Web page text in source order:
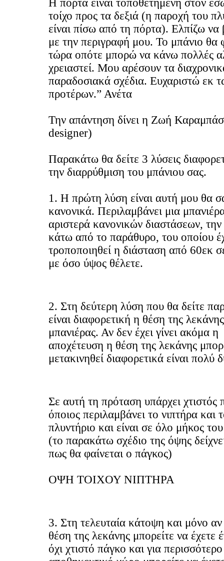
Η πόρτα είναι τοποθετημένη στον
τοίχο προς τα δεξιά (η παροχή του
είναι πίσω από τη πόρτα). Ελπίζω
με την περιγραφή μου. Το μπάνιο θα
τώρα οπότε μπορώ να κάνω πολλές
χρειαστεί. Μου αρέσουν τα
παραδοσιακά σχέδια. Ευχαριστώ εκ
προτέρων.” Ανέτα
Την απάντηση δίνει η Ζωή
designer)
Παρακάτω θα δείτε 3 λύσεις
την διαρρύθμιση του μπάνιου σας.
1. Η πρώτη λύση είναι αυτή μου θα
κανονικά. Περιλαμβάνει μια
αριστερά κανονικών διαστάσεων,
κάτω από το παράθυρο, του οποίου
τροποποιηθεί η διάσταση από 60εκ
με όσο ύψος θέλετε.
2. Στη δεύτερη λύση που θα δείτε
είναι διαφορετική η θέση της
μπανιέρας. Αν δεν έχει γίνει ακόμα η
αποχέτευση η θέση της λεκάνης
μετακινηθεί διαφορετικά είναι πολύ
Σε αυτή τη πρόταση υπάρχει χτιστός
όποιος περιλαμβάνει το νιπτήρα και
πλυντήριο και είναι σε όλο μήκος
(το παρακάτω σχέδιο της όψης
πως θα φαίνεται ο πάγκος)
ΟΨΗ ΤΟΙΧΟΥ ΝΙΠΤΗΡΑ
3. Στη τελευταία κάτοψη και μόνο αν
θέση της λεκάνης μπορείτε να έχετε
όχι χτιστό πάγκο και για περισσότερο